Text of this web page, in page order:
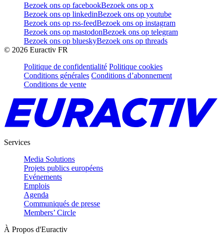
Bezoek ons op facebookBezoek ons op x
Bezoek ons op linkedinBezoek ons op youtube
Bezoek ons op rss-feedBezoek ons op instagram
Bezoek ons op mastodonBezoek ons op telegram
Bezoek ons op blueskyBezoek ons op threads
© 2026 Euractiv FR
Politique de confidentialité Politique cookies
Conditions générales Conditions d’abonnement
Conditions de vente
Services
Media Solutions
Projets publics européens
Evénements
Emplois
Agenda
Communiqués de presse
Members’ Circle
À Propos d'Euractiv